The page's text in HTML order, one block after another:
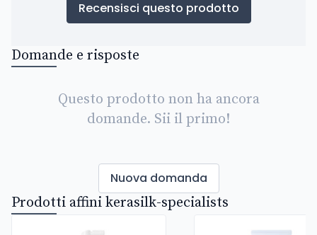
Recensisci questo prodotto
Domande e risposte
Questo prodotto non ha ancora
domande. Sii il primo!
Nuova domanda
Prodotti affini kerasilk-specialists